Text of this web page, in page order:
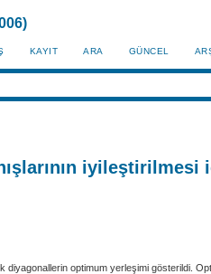
KAYIT ARA GÜNCEL
diyagonallerin optimum yerleşimi gösterildi.